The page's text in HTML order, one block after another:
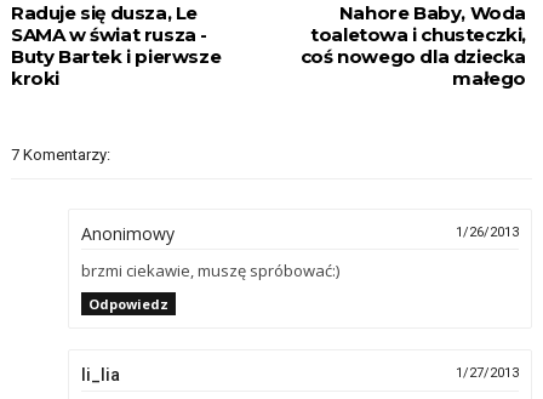
Nahore Baby, Woda
toaletowa i chusteczki,
coś nowego dla dziecka
małego
Raduje się dusza, Le
SAMA w świat rusza -
Buty Bartek i pierwsze
kroki
7 Komentarzy:
Anonimowy 1/26/2013
brzmi ciekawie, muszę spróbować:)
Odpowiedz
li_lia 1/27/2013